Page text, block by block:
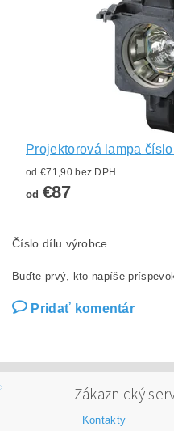
Projektorová lampa
od €71,90 bez DPH
od €87
Číslo dílu výrobce
Buďte prvý, kto napíše
Pridať komentár
Zákaznický
Kontakty